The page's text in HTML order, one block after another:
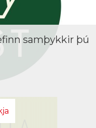
samþykkir þú